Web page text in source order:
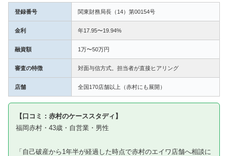
登録番号 関東財務局長（14）第00154号
金利 年17.95〜19.94%
融資額 1万〜50万円
審査の特徴 対面与信方式。担当者が直接ヒアリング
店舗 全国170店舗以上（赤村にも展開）
【口コミ：赤村のケーススタディ】
福岡赤村・43歳・自営業・男性
「自己破産から1年半が経過した時点で赤村のエイワ店舗へ相談に